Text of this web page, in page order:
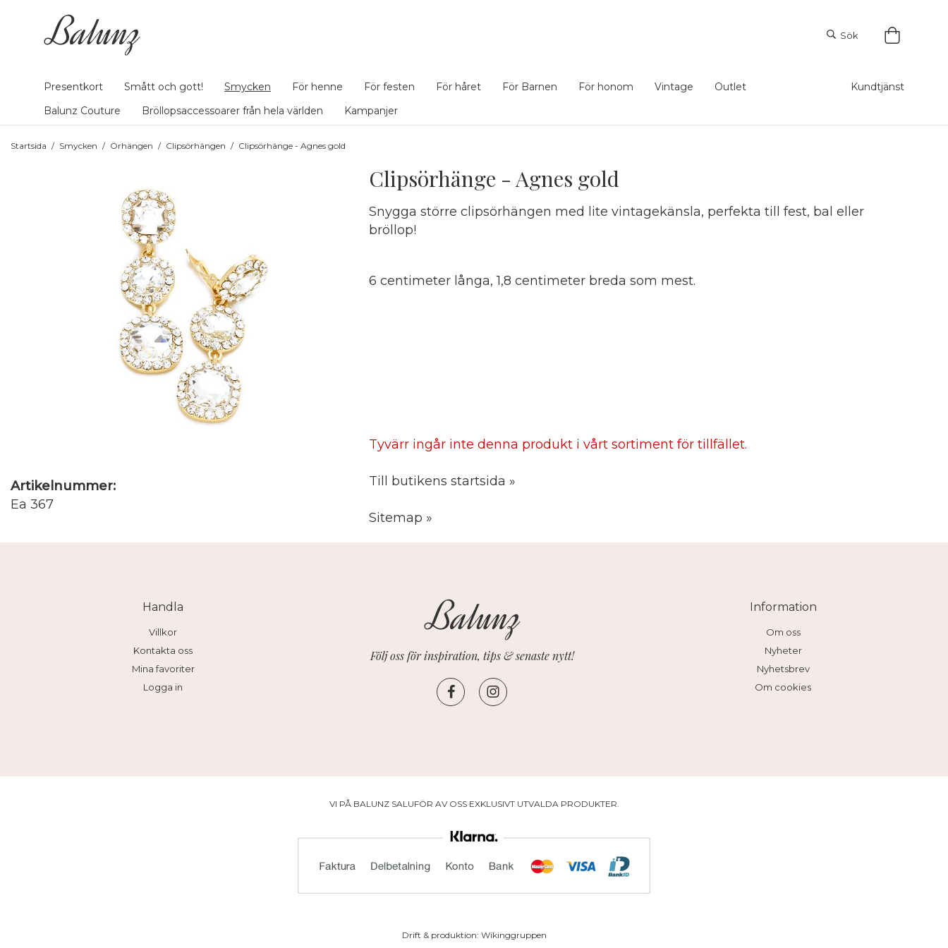
Sök
Presentkort Smått och gott! Smycken För henne För festen För håret För Barnen För honom Vintage
Outlet
Balunz Couture
Bröllopsaccessoarer från hela världen Kampanjer
Kundtjänst
Startsida / Smycken / Örhängen / Clipsörhängen / Clipsörhänge - Agnes gold
Clipsörhänge - Agnes gold
Snygga större clipsörhängen med lite vintagekänsla, perfekta till fest, bal eller
bröllop!
6 centimeter långa, 1,8 centimeter breda som mest.
Tyvärr ingår inte denna produkt i vårt sortiment för tillfället.
Till butikens startsida »
Sitemap »
Artikelnummer:
Ea 367
Handla
Villkor
Kontakta oss
Mina favoriter
Logga in
Följ oss för inspiration, tips & senaste nytt!
Information
Om oss
Nyheter
Nyhetsbrev
Om cookies
VI PÅ BALUNZ SALUFÖR AV OSS EXKLUSIVT UTVALDA PRODUKTER.
Drift & produktion: Wikinggruppen